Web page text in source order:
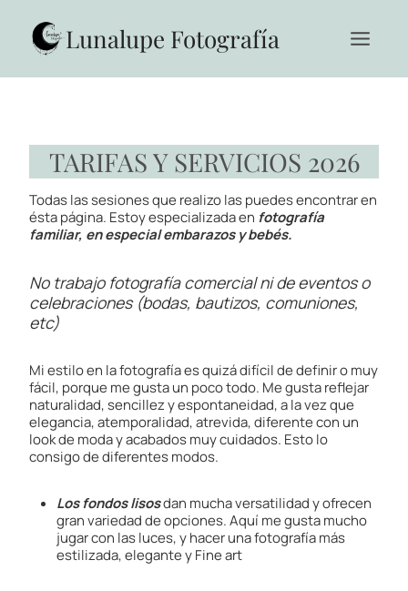
contenido Lunalupe Fotografía
TARIFAS Y SERVICIOS 2026
Todas las sesiones que realizo las puedes encontrar en
ésta página. Estoy especializada en fotografía
familiar, en especial embarazos y bebés.
No trabajo fotografía comercial ni de eventos o
celebraciones (bodas, bautizos, comuniones,
etc)
Mi estilo en la fotografía es quizá difícil de definir o muy
fácil, porque me gusta un poco todo. Me gusta reflejar
naturalidad, sencillez y espontaneidad, a la vez que
elegancia, atemporalidad, atrevida, diferente con un
look de moda y acabados muy cuidados. Esto lo
consigo de diferentes modos.
Los fondos lisosdan mucha versatilidad y ofrecen
gran variedad de opciones. Aquí me gusta mucho
jugar con las luces, y hacer una fotografía más
estilizada, elegante y Fine art